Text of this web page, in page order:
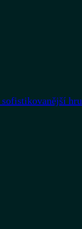
sofistikovanější hru